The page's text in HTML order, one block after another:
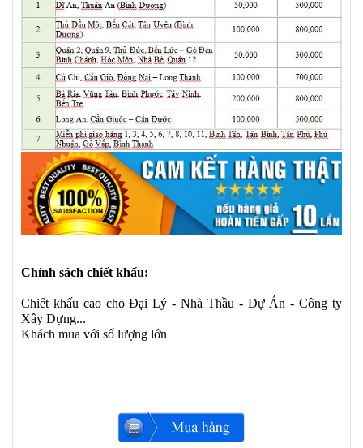
Chính sách chiết khấu:
Chiết khấu cao cho Đại Lý - Nhà Thầu - Dự Án - Công ty
Xây Dựng...
Khách mua với số lượng lớn